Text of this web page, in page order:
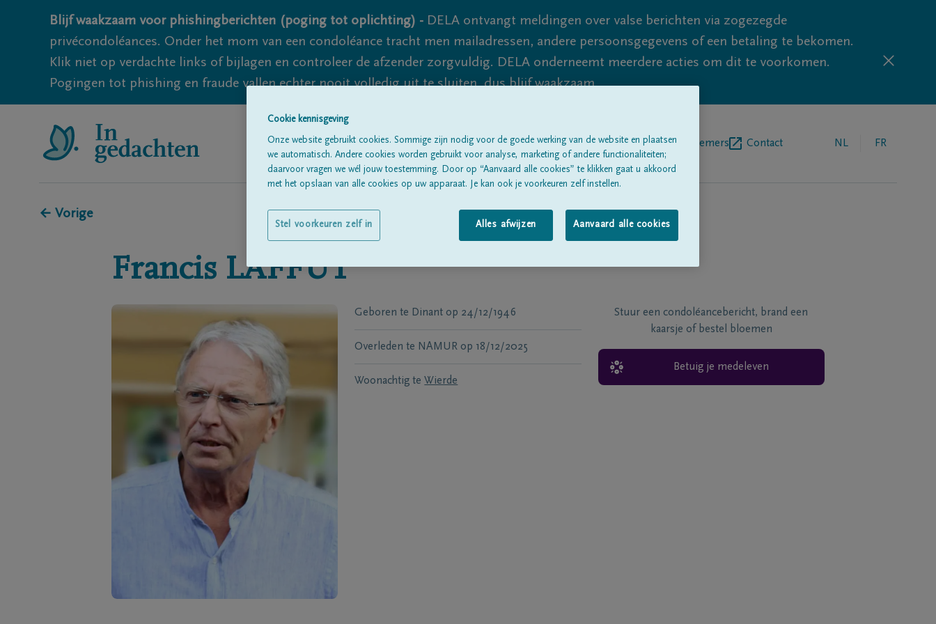
Blijf waakzaam voor phishingberichten (poging tot oplichting) - DELA ontvangt meldingen over valse berichten via zogezegde
privécondoléances. Onder het mom van een condoléance tracht men mailadressen, andere persoonsgegevens of een betaling te bekomen.
Klik niet op verdachte links of bijlagen en controleer de afzender zorgvuldig. DELA onderneemt meerdere acties om dit te voorkomen.
Pogingen tot phishing en fraude vallen echter nooit volledig uit te sluiten, dus blijf waakzaam.
Alle rouwberichtenOver onsBegrafenisondernemers Contact NL FR
← Vorige
Francis LAFFUT
Geboren te Dinant op 24/12/1946
Overleden te NAMUR op 18/12/2025
Woonachtig te Wierde
Stuur een condoléancebericht, brand een
kaarsje of bestel bloemen
Betuig je medeleven
Cookie kennisgeving
Onze website gebruikt cookies. Sommige zijn nodig voor de goede werking van de website en plaatsen
we automatisch. Andere cookies worden gebruikt voor analyse, marketing of andere functionaliteiten;
daarvoor vragen we wél jouw toestemming. Door op “Aanvaard alle cookies” te klikken gaat u akkoord
met het opslaan van alle cookies op uw apparaat. Je kan ook je voorkeuren zelf instellen.
Alles afwijzen Aanvaard alle cookies
Stel voorkeuren zelf in